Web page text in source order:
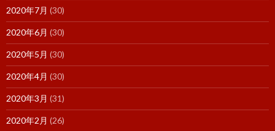
2020年7月 (30)
2020年6月 (30)
2020年5月 (30)
2020年4月 (30)
2020年3月 (31)
2020年2月 (26)